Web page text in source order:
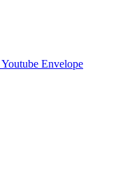
Youtube Envelope